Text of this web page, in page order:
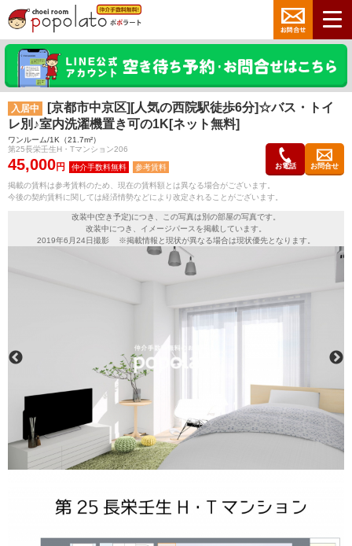
入居中
[京都市中京区][人気の西院駅徒歩6分]☆バス・トイ
レ別♪室内洗濯機置き可の1K[ネット無料]
ワンルーム/1K（21.7m²）
第25長栄壬生H・Tマンション206
45,000円 参考賃料 お電話 お問合せ
掲載の賃料は参考賃料のため、現在の賃料額とは異なる場合がございます。
今後の契約賃料に関しては経済情勢などにより改定されることがございます。
改装中(空き予定)につき、この写真は別の部屋の写真です。
改装中につき、イメージパースを掲載しています。
2019年6月24日撮影 ※掲載情報と現状が異なる場合は現状優先となります。